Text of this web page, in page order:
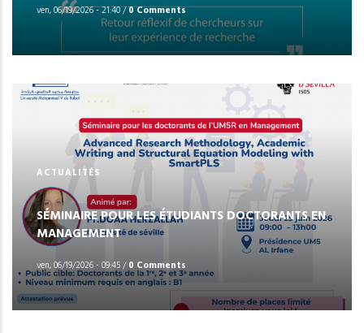
ven, 06/19/2026 - 21:40/0 Comments
ACTUALITÉS
SÉMINAIRE POUR LES ÉTUDIANTS DOCTORANTS EN
MANAGEMENT
ven, 06/19/2026 - 09:45/0 Comments